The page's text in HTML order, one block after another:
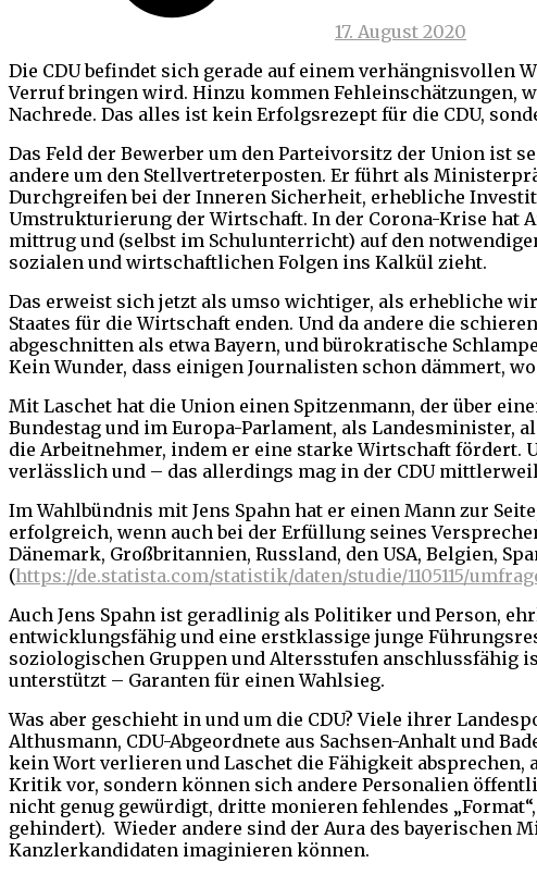
17. August 2020
Die CDU befindet sich gerade auf einem verhängnisvollen
Verruf bringen wird. Hinzu kommen Fehleinschätzungen,
Nachrede. Das alles ist kein Erfolgsrezept für die CDU,
Das Feld der Bewerber um den Parteivorsitz der Union ist
andere um den Stellvertreterposten. Er führt als
Durchgreifen bei der Inneren Sicherheit, erhebliche
Umstrukturierung der Wirtschaft. In der Corona-Krise hat
mittrug und (selbst im Schulunterricht) auf den
sozialen und wirtschaftlichen Folgen ins Kalkül zieht.
Das erweist sich jetzt als umso wichtiger, als erhebliche
Staates für die Wirtschaft enden. Und da andere die
abgeschnitten als etwa Bayern, und bürokratische
Kein Wunder, dass einigen Journalisten schon dämmert,
Mit Laschet hat die Union einen Spitzenmann, der über
Bundestag und im Europa-Parlament, als
die Arbeitnehmer, indem er eine starke Wirtschaft fördert.
verlässlich und – das allerdings mag in der CDU
Im Wahlbündnis mit Jens Spahn hat er einen Mann zur
erfolgreich, wenn auch bei der Erfüllung seines
Dänemark, Großbritannien, Russland, den USA, Belgien,
(https://de.statista.com/statistik/daten/studie/1105115/
Auch Jens Spahn ist geradlinig als Politiker und Person,
entwicklungsfähig und eine erstklassige junge
soziologischen Gruppen und Altersstufen anschlussfähig
unterstützt – Garanten für einen Wahlsieg.
Was aber geschieht in und um die CDU? Viele ihrer
Althusmann, CDU-Abgeordnete aus Sachsen-Anhalt und
kein Wort verlieren und Laschet die Fähigkeit
Kritik vor, sondern können sich andere Personalien
nicht genug gewürdigt, dritte monieren fehlendes
gehindert). Wieder andere sind der Aura des bayerischen
Kanzlerkandidaten imaginieren können.